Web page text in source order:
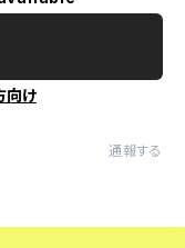
向け
通報する